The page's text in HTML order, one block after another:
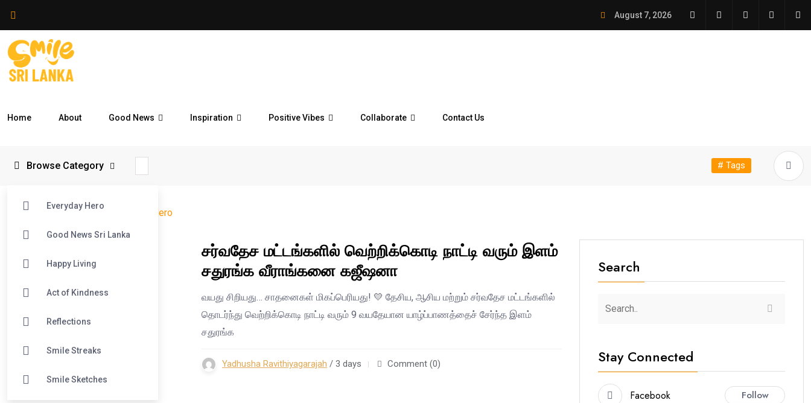
August 7, 2026
Home About Good News Inspiration Positive Vibes Collaborate Contact Us
Browse Category
Everyday Hero
Good News Sri Lanka
Happy Living
Act of Kindness
Reflections
Smile Streaks
Smile Sketches
# Tags
Smile Sri Lanka> Blog> Everyday Hero
சர்வதேச மட்டங்களில் வெற்றிக்கொடி நாட்டி வரும் இளம்
சதுரங்க வீராங்கனை கஜீஷனா
வயது சிறியது… சாதனைகள் மிகப்பெரியது! 💛 தேசிய, ஆசிய மற்றும் சர்வதேச மட்டங்களில்
தொடர்ந்து வெற்றிக்கொடி நாட்டி வரும் 9 வயதேயான யாழ்ப்பாணத்தைச் சேர்ந்த இளம்
சதுரங்க
Yadhusha Ravithiyagarajah / 3 days Comment (0)
Search
Stay Connected
Facebook Follow